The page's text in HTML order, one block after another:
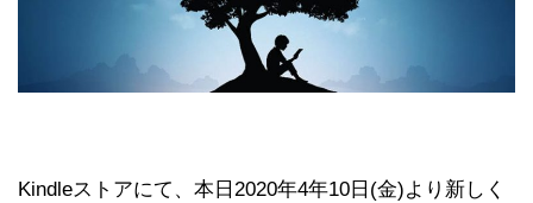
Kindleストアにて、本日2020年4年10日(金)より新しく